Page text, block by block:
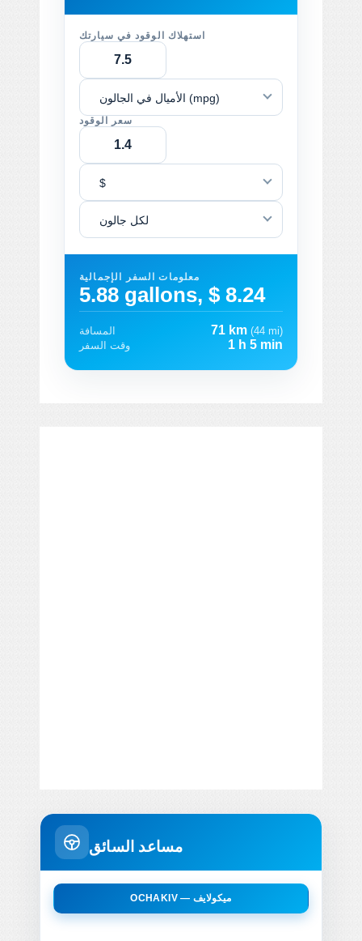
استهلاك الوقود في سيارتك
الأميال في الجالون (mpg)
سعر الوقود
$
لكل جالون
معلومات السفر الإجمالية
5.88 gallons, $ 8.24
المسافة 71 km (44 mi)
وقت السفر
1 h 5 min
مساعد السائق
OCHAKIV — ميكولايف